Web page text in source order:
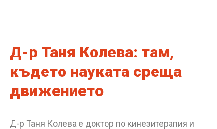
Д-р Таня Колева: там,
където науката среща
движението
Д-р Таня Колева е доктор по кинезитерапия и